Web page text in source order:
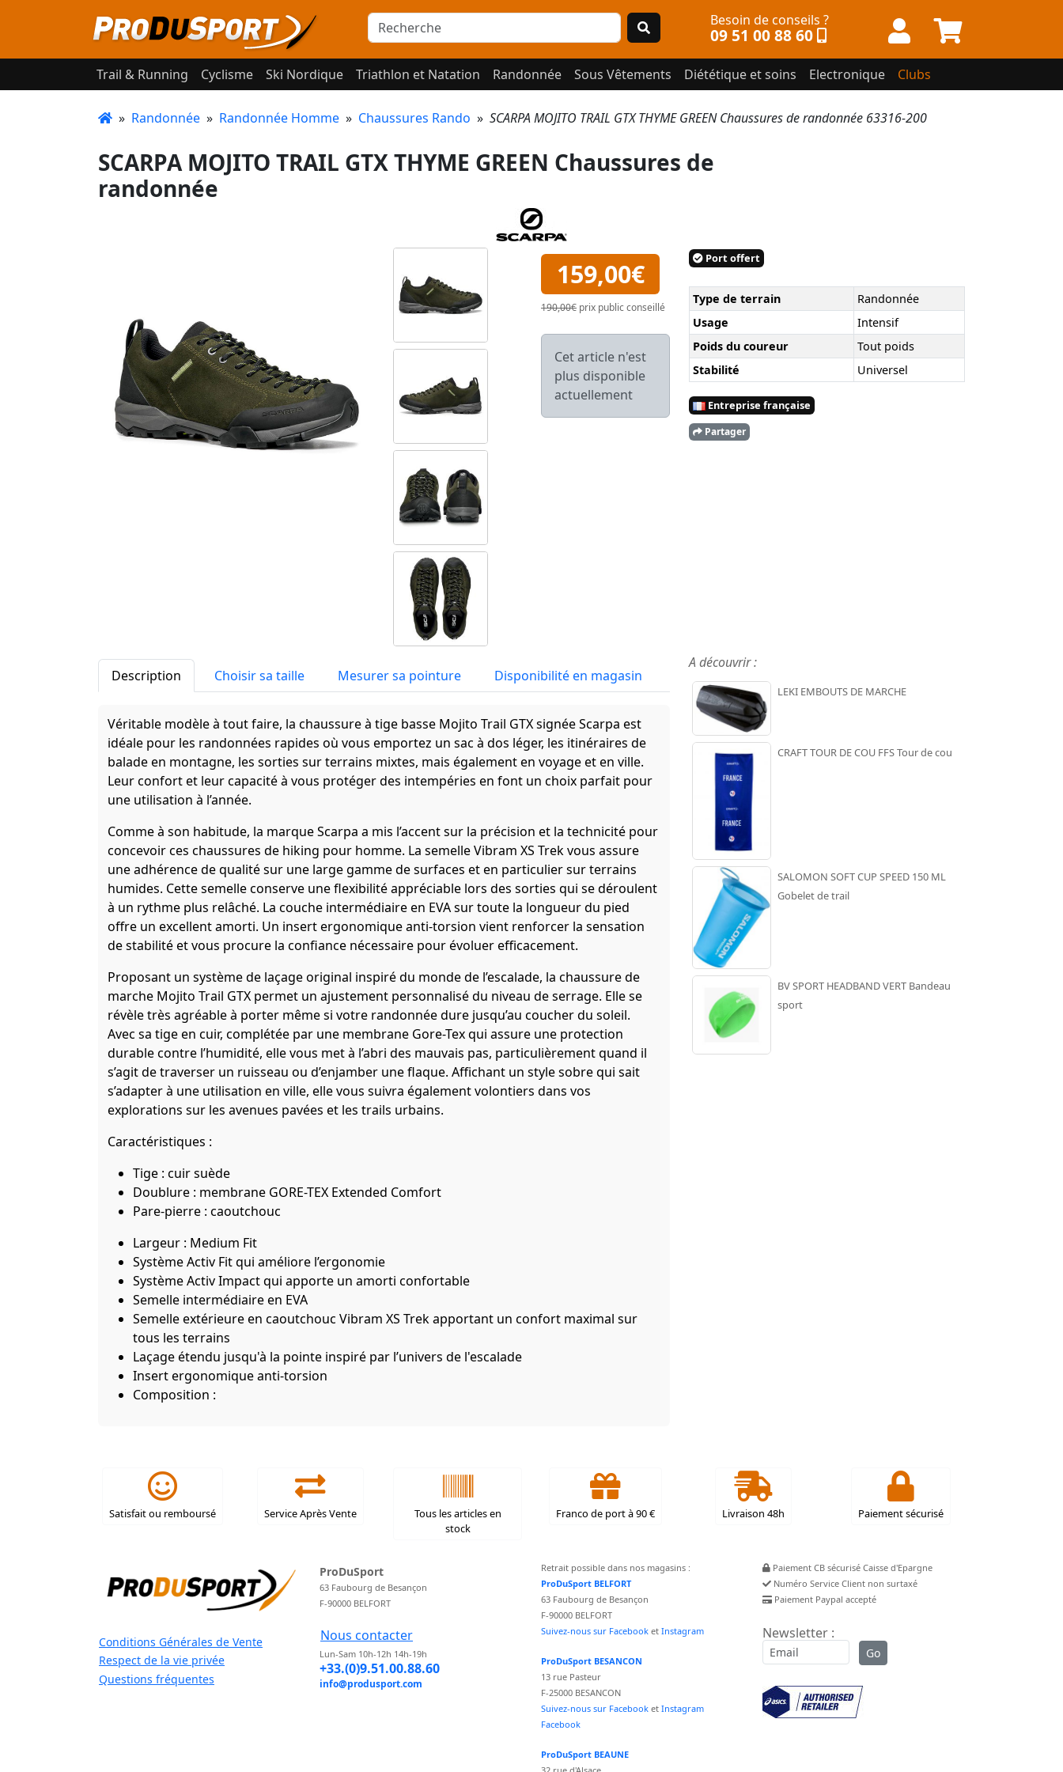
Besoin de conseils ?
09 51 00 88 60
Trail & Running Cyclisme Ski Nordique Triathlon et Natation Randonnée Sous Vêtements Diététique et soins Electronique Clubs
» Randonnée » Randonnée Homme » Chaussures Rando » SCARPA MOJITO TRAIL GTX THYME GREEN Chaussures de randonnée 63316-200
SCARPA MOJITO TRAIL GTX THYME GREEN Chaussures de
randonnée
159,00€
190,00€ prix public conseillé
Cet article n'est
plus disponible
actuellement
Port offert
Type de terrain
Randonnée
Usage
Intensif
Poids du coureur
Tout poids
Stabilité
Universel
Entreprise française
Partager
Description Choisir sa taille Mesurer sa pointure Disponibilité en magasin
Véritable modèle à tout faire, la chaussure à tige basse Mojito Trail GTX signée Scarpa est
idéale pour les randonnées rapides où vous emportez un sac à dos léger, les itinéraires de
balade en montagne, les sorties sur terrains mixtes, mais également en voyage et en ville.
Leur confort et leur capacité à vous protéger des intempéries en font un choix parfait pour
une utilisation à l’année.
Comme à son habitude, la marque Scarpa a mis l’accent sur la précision et la technicité pour
concevoir ces chaussures de hiking pour homme. La semelle Vibram XS Trek vous assure
une adhérence de qualité sur une large gamme de surfaces et en particulier sur terrains
humides. Cette semelle conserve une flexibilité appréciable lors des sorties qui se déroulent
à un rythme plus relâché. La couche intermédiaire en EVA sur toute la longueur du pied
offre un excellent amorti. Un insert ergonomique anti-torsion vient renforcer la sensation
de stabilité et vous procure la confiance nécessaire pour évoluer efficacement.
Proposant un système de laçage original inspiré du monde de l’escalade, la chaussure de
marche Mojito Trail GTX permet un ajustement personnalisé du niveau de serrage. Elle se
révèle très agréable à porter même si votre randonnée dure jusqu’au coucher du soleil.
Avec sa tige en cuir, complétée par une membrane Gore-Tex qui assure une protection
durable contre l’humidité, elle vous met à l’abri des mauvais pas, particulièrement quand il
s’agit de traverser un ruisseau ou d’enjamber une flaque. Affichant un style sobre qui sait
s’adapter à une utilisation en ville, elle vous suivra également volontiers dans vos
explorations sur les avenues pavées et les trails urbains.
Caractéristiques :
Tige : cuir suède
Doublure : membrane GORE-TEX Extended Comfort
Pare-pierre : caoutchouc
Largeur : Medium Fit
Système Activ Fit qui améliore l’ergonomie
Système Activ Impact qui apporte un amorti confortable
Semelle intermédiaire en EVA
Semelle extérieure en caoutchouc Vibram XS Trek apportant un confort maximal sur
tous les terrains
Laçage étendu jusqu'à la pointe inspiré par l’univers de l'escalade
Insert ergonomique anti-torsion
Composition :
A découvrir :
LEKI EMBOUTS DE MARCHE
CRAFT TOUR DE COU FFS Tour de cou
SALOMON SOFT CUP SPEED 150 ML
Gobelet de trail
BV SPORT HEADBAND VERT Bandeau
sport
Satisfait ou remboursé Service Après Vente
Tous les articles en
stock
Franco de port à 90 € Livraison 48h Paiement sécurisé
Conditions Générales de Vente
Respect de la vie privée
Questions fréquentes
ProDuSport
63 Faubourg de Besançon
F-90000 BELFORT
Nous contacter
Lun-Sam 10h-12h 14h-19h
+33.(0)9.51.00.88.60
info@produsport.com
Retrait possible dans nos magasins :
ProDuSport BELFORT
63 Faubourg de Besançon
F-90000 BELFORT
Suivez-nous sur Facebook et Instagram
ProDuSport BESANCON
13 rue Pasteur
F-25000 BESANCON
Suivez-nous sur Facebook et Instagram
Facebook
ProDuSport BEAUNE
Paiement CB sécurisé Caisse d'Epargne
Numéro Service Client non surtaxé
Paiement Paypal accepté
Newsletter :